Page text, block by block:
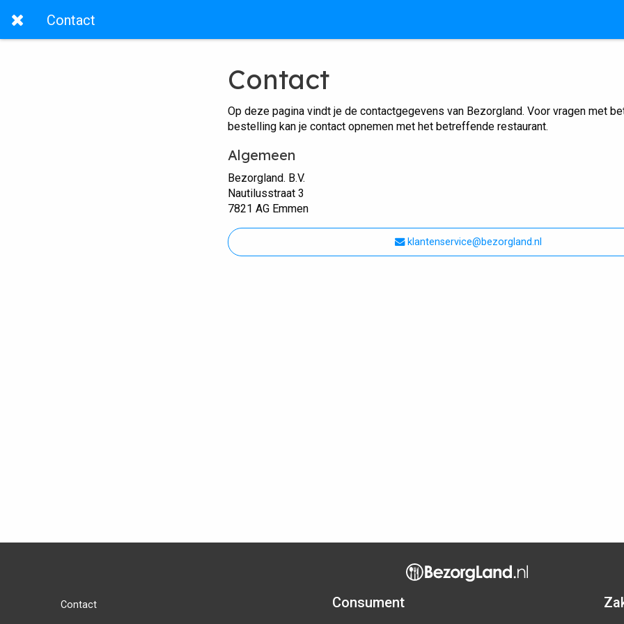
Contact
Contact
Op deze pagina vindt je de contactgegevens van Bezorgland. Voor vragen met
bestelling kan je contact opnemen met het betreffende restaurant.
Algemeen
Bezorgland. B.V.
Nautilusstraat 3
7821 AG Emmen
klantenservice@bezorgland.nl
Contact Consument